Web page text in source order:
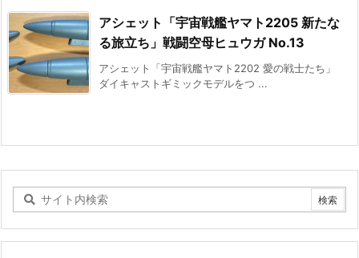
アシェット「宇宙戦艦ヤマト2205 新たな
る旅立ち」戦闘空母ヒュウガ No.13
アシェット「宇宙戦艦ヤマト2202 愛の戦士たち」
ダイキャストギミックモデルをつ ...